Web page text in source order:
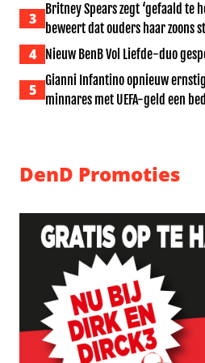
3
Britney Spears zegt ‘gefaald te
beweert dat ouders haar zoons
4 Nieuw BenB Vol Liefde-duo
5
Gianni Infantino opnieuw
minnares met UEFA-geld een
DenD Promoties